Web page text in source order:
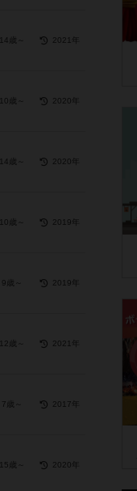
14歳～ 2021年
10歳～ 2020年
14歳～ 2020年
10歳～ 2019年
9歳～ 2019年
12歳～ 2021年
7歳～ 2017年
15歳～ 2020年